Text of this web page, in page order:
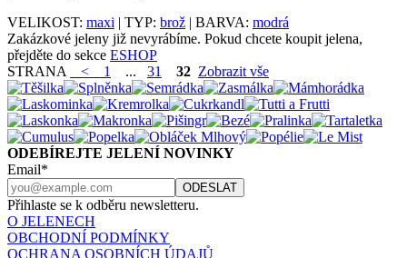
VELIKOST: maxi | TYP: brož | BARVA: modrá
Zakázkové jeleny již nevyrábíme. Pokud chcete koupit jelena,
přejděte do sekce ESHOP
STRANA
< 1 ... 31 32 Zobrazit vše
ODEBÍREJTE JELENÍ NOVINKY
Email*
Přihlaste se k odběru newsletteru.
O JELENECH
OBCHODNÍ PODMÍNKY
OCHRANA OSOBNÍCH ÚDAJŮ